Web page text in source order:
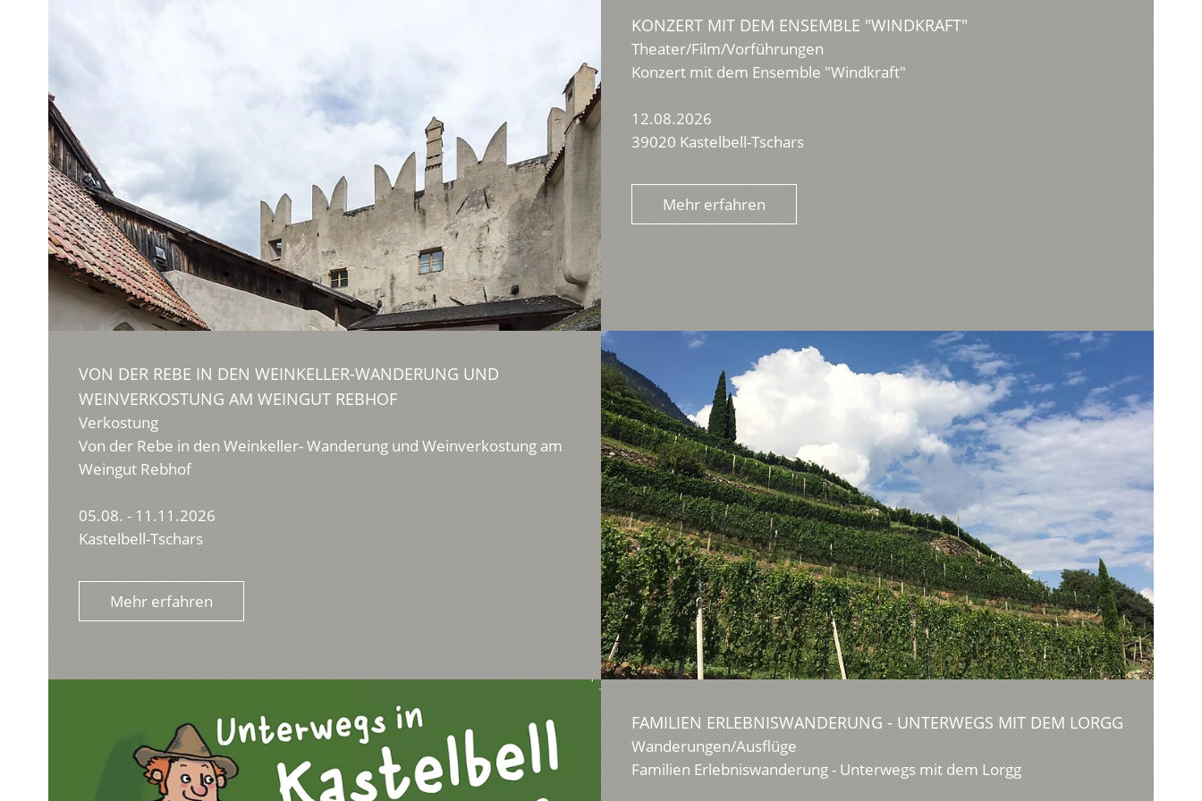
KONZERT MIT DEM ENSEMBLE "WINDKRAFT"
Theater/Film/Vorführungen
Konzert mit dem Ensemble "Windkraft"
12.08.2026
39020 Kastelbell-Tschars
Mehr erfahren
VON DER REBE IN DEN WEINKELLER-WANDERUNG UND
WEINVERKOSTUNG AM WEINGUT REBHOF
Verkostung
Von der Rebe in den Weinkeller- Wanderung und Weinverkostung am
Weingut Rebhof
05.08. - 11.11.2026
Kastelbell-Tschars
Mehr erfahren
FAMILIEN ERLEBNISWANDERUNG - UNTERWEGS MIT DEM LORGG
Wanderungen/Ausflüge
Familien Erlebniswanderung - Unterwegs mit dem Lorgg